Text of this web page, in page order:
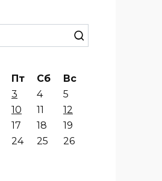
Пт Сб
Вс
3 4
5
10 11
12
17 18
19
24 25
26